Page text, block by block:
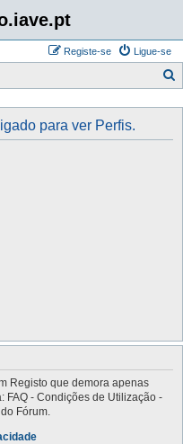
Ligue-se
Registe-se
para ver Perfis.
Registo que demora apenas
FAQ - Condições de Utilização -
Fórum.